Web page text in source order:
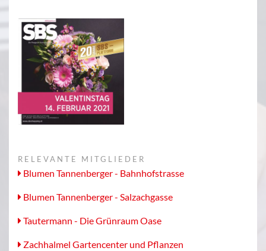
RELEVANTE MITGLIEDER
Blumen Tannenberger - Bahnhofstrasse
Blumen Tannenberger - Salzachgasse
Tautermann - Die Grünraum Oase
Zachhalmel Gartencenter und Pflanzen